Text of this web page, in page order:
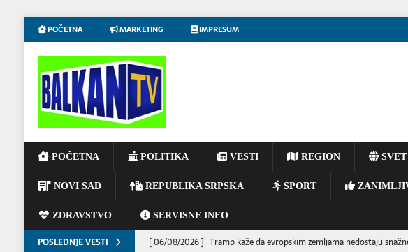
POČETNA MARKETING IMPRESUM
POČETNA POLITIKA VESTI REGION SVET
NOVI SAD REPUBLIKA SRPSKA SPORT
ZDRAVSTVO SERVISNE INFO
POSLEDNJE VESTI [ 06/08/2026 ] Tramp kaže da evropskim zemljama nedostaju